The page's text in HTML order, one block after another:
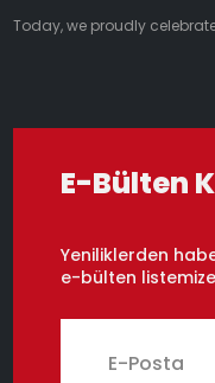
Today, we proudly
E-Bülten
Yeniliklerden
e-bülten